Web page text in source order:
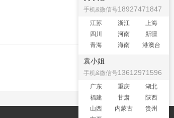
手机&微信号18927471847
江苏 浙江
上海
四川
河南
新疆
青海
海南 港澳台
袁小姐
手机&微信号13612971596
广东 重庆
湖北
福建
甘肃
陕西
山西
内蒙古
贵州